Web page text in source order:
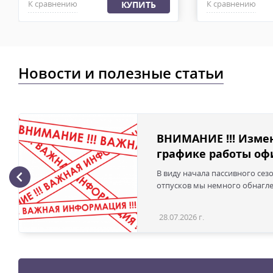
К сравнению КУПИТЬ К сравнению
Новости и полезные статьи
ВНИМАНИЕ !!!
графике работы
В виду начала пассивного
отпусков мы немного
28.07.2026 г.